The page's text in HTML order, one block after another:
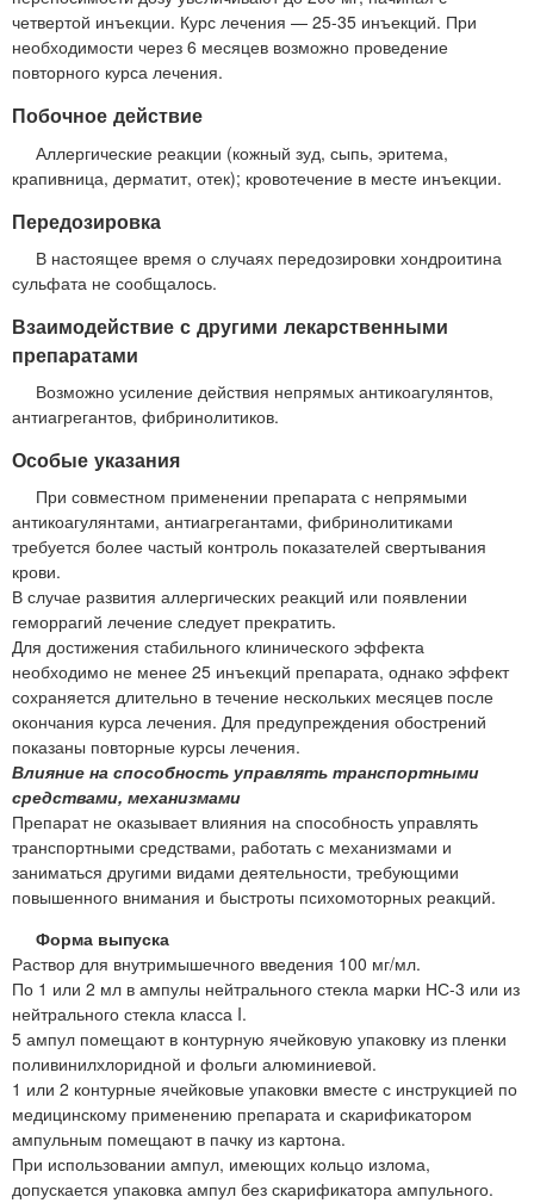
четвертой инъекции. Курс лечения — 25-35 инъекций. При
необходимости через 6 месяцев возможно проведение
повторного курса лечения.
Побочное действие
Аллергические реакции (кожный зуд, сыпь, эритема,
крапивница, дерматит, отек); кровотечение в месте инъекции.
Передозировка
В настоящее время о случаях передозировки хондроитина
сульфата не сообщалось.
Взаимодействие с другими лекарственными
препаратами
Возможно усиление действия непрямых антикоагулянтов,
антиагрегантов, фибринолитиков.
Особые указания
При совместном применении препарата с непрямыми
антикоагулянтами, антиагрегантами, фибринолитиками
требуется более частый контроль показателей свертывания
крови.
В случае развития аллергических реакций или появлении
геморрагий лечение следует прекратить.
Для достижения стабильного клинического эффекта
необходимо не менее 25 инъекций препарата, однако эффект
сохраняется длительно в течение нескольких месяцев после
окончания курса лечения. Для предупреждения обострений
показаны повторные курсы лечения.
Влияние на способность управлять транспортными
средствами, механизмами
Препарат не оказывает влияния на способность управлять
транспортными средствами, работать с механизмами и
заниматься другими видами деятельности, требующими
повышенного внимания и быстроты психомоторных реакций.
Форма выпуска
Раствор для внутримышечного введения 100 мг/мл.
По 1 или 2 мл в ампулы нейтрального стекла марки НС-3 или из
нейтрального стекла класса I.
5 ампул помещают в контурную ячейковую упаковку из пленки
поливинилхлоридной и фольги алюминиевой.
1 или 2 контурные ячейковые упаковки вместе с инструкцией по
медицинскому применению препарата и скарификатором
ампульным помещают в пачку из картона.
При использовании ампул, имеющих кольцо излома,
допускается упаковка ампул без скарификатора ампульного.